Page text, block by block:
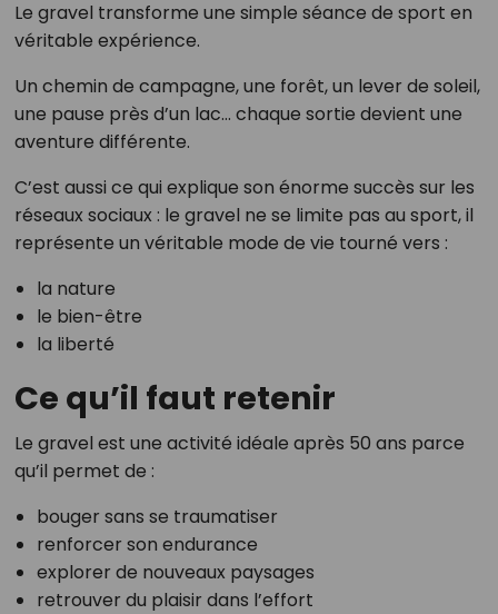
Le gravel transforme une simple séance de sport en
véritable expérience.
Un chemin de campagne, une forêt, un lever de soleil,
une pause près d’un lac… chaque sortie devient une
aventure différente.
C’est aussi ce qui explique son énorme succès sur les
réseaux sociaux : le gravel ne se limite pas au sport, il
représente un véritable mode de vie tourné vers :
la nature
le bien-être
la liberté
Ce qu’il faut retenir
Le gravel est une activité idéale après 50 ans parce
qu’il permet de :
bouger sans se traumatiser
renforcer son endurance
explorer de nouveaux paysages
retrouver du plaisir dans l’effort